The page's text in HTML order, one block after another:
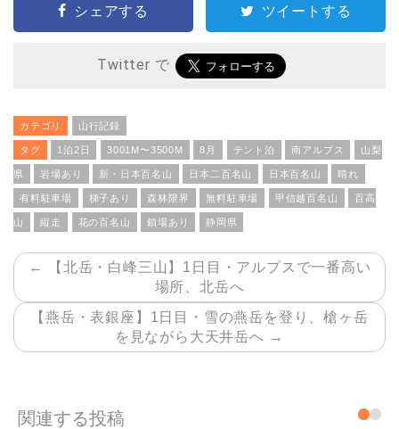
シェアする ツイートする
Twitter で
カテゴリ 山行記録
タグ 1泊2日 3001M〜3500M 8月 テント泊 南アルプス 山梨
県 岩場あり 新・日本百名山 日本二百名山 日本百名山 晴れ
有料駐車場 梯子あり 森林限界 無料駐車場 甲信越百名山 百高
山 縦走 花の百名山 鎖場あり 静岡県
← 【北岳・白峰三山】1日目・アルプスで一番高い
場所、北岳へ
【燕岳・表銀座】1日目・雪の燕岳を登り、槍ヶ岳
を見ながら大天井岳へ →
関連する投稿